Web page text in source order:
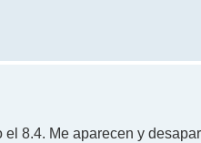
8.4. Me aparecen y